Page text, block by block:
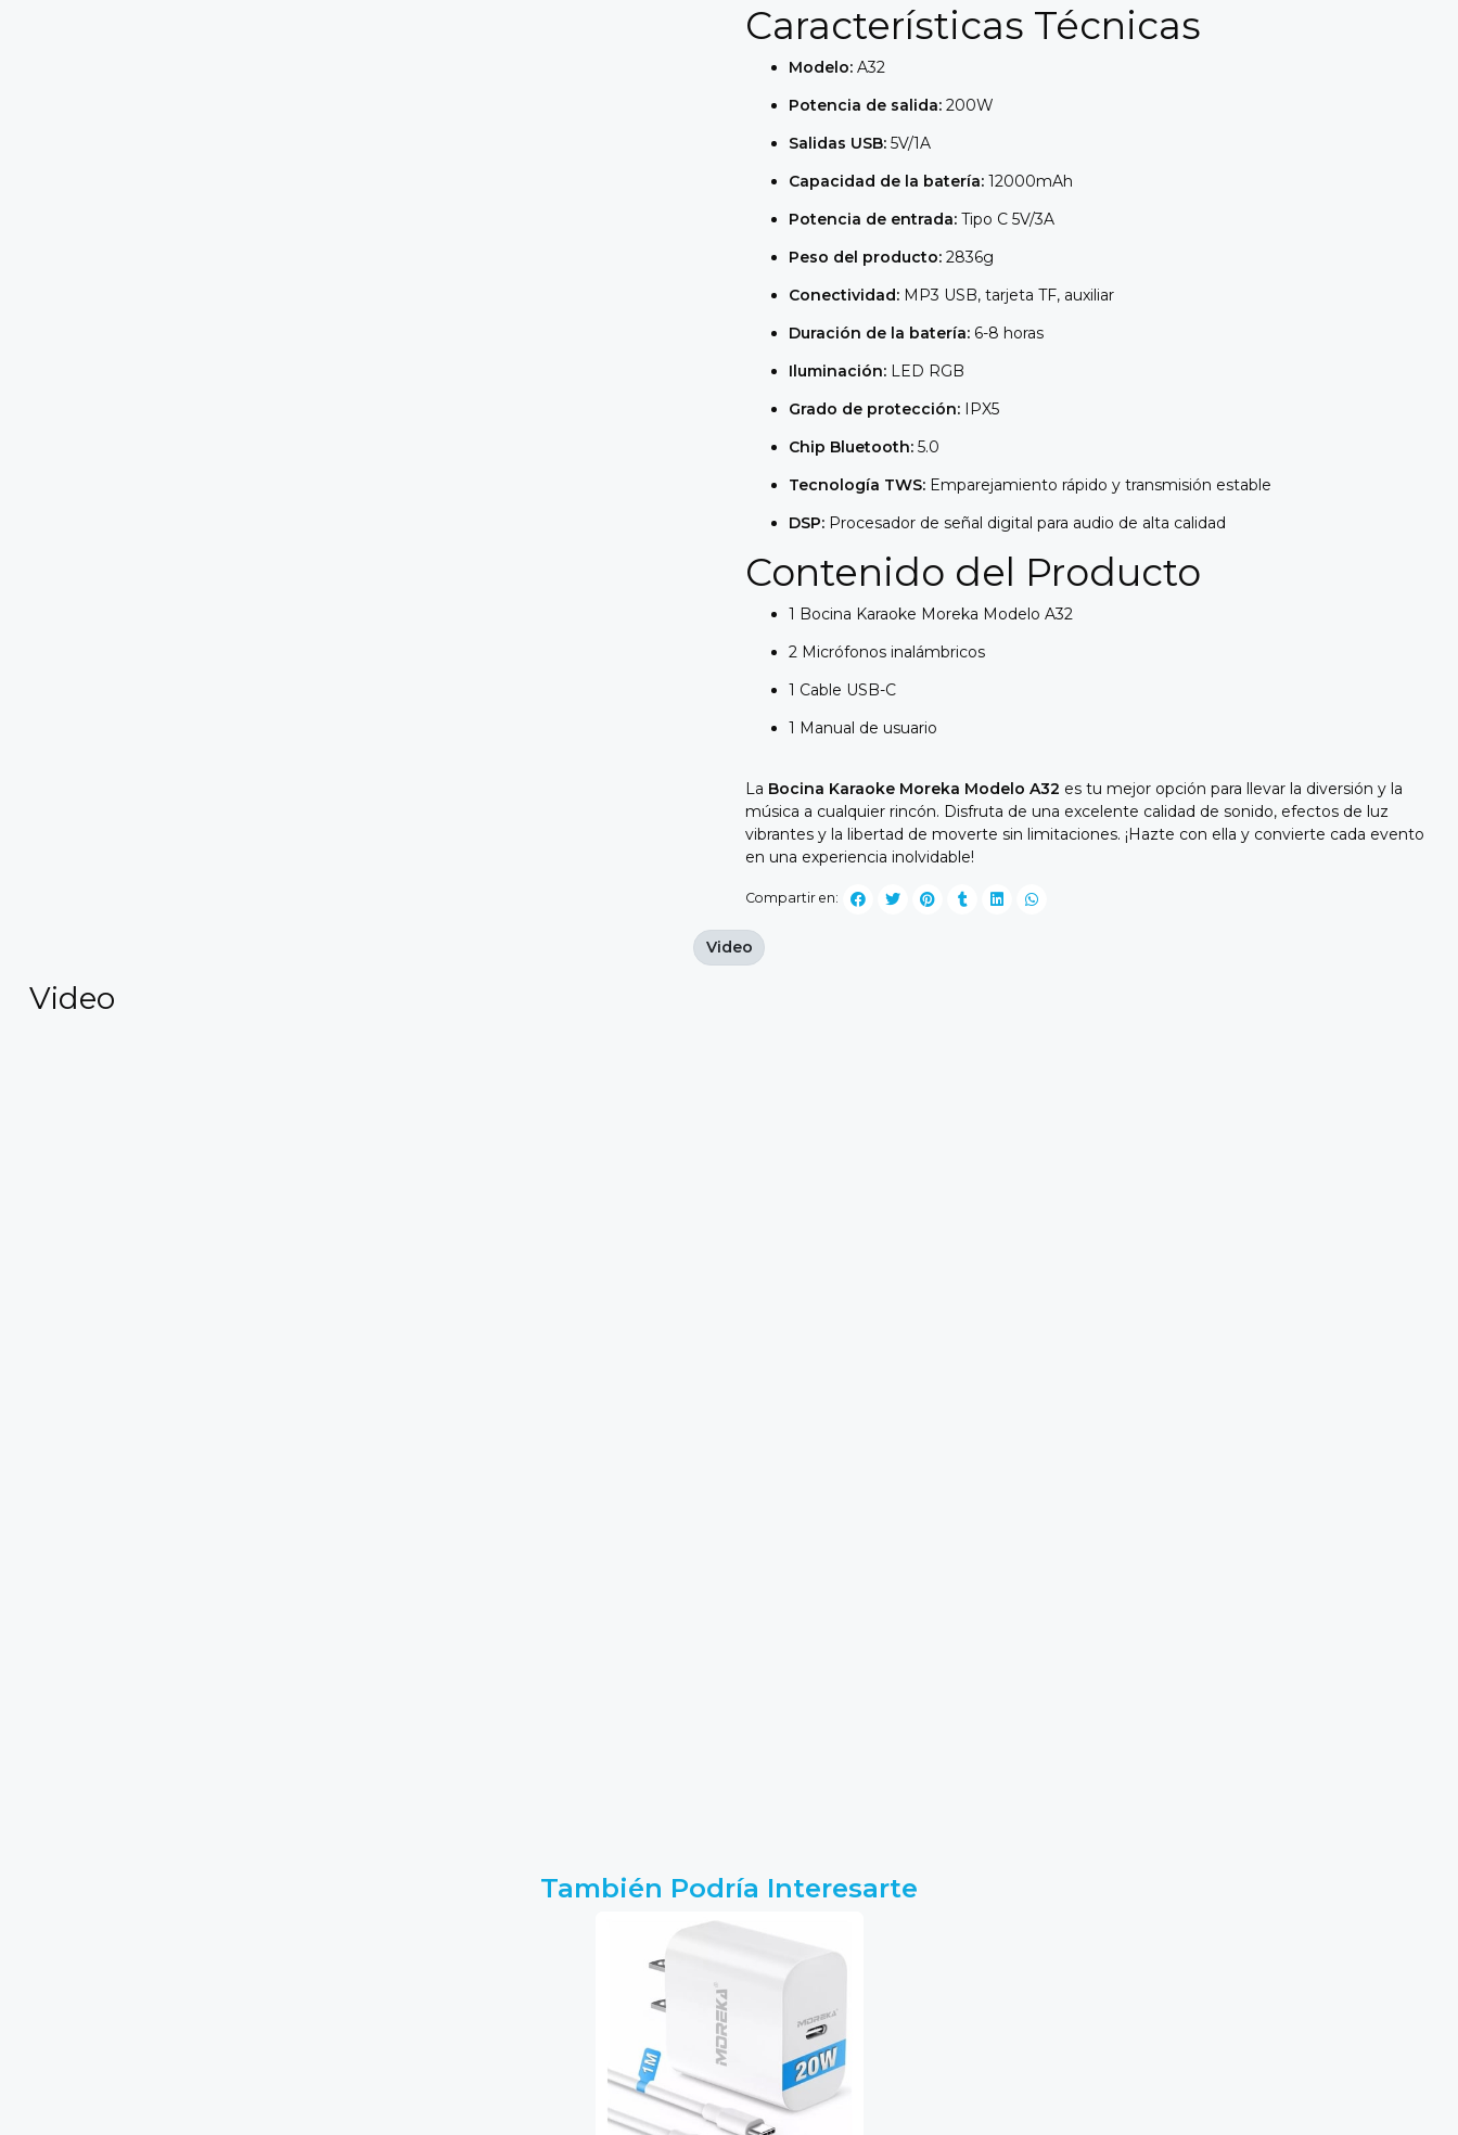
Características Técnicas
Modelo: A32
Potencia de salida: 200W
Salidas USB: 5V/1A
Capacidad de la batería: 12000mAh
Potencia de entrada: Tipo C 5V/3A
Peso del producto: 2836g
Conectividad: MP3 USB, tarjeta TF, auxiliar
Duración de la batería: 6-8 horas
Iluminación: LED RGB
Grado de protección: IPX5
Chip Bluetooth: 5.0
Tecnología TWS: Emparejamiento rápido y transmisión estable
DSP: Procesador de señal digital para audio de alta calidad
Contenido del Producto
1 Bocina Karaoke Moreka Modelo A32
2 Micrófonos inalámbricos
1 Cable USB-C
1 Manual de usuario
La Bocina Karaoke Moreka Modelo A32 es tu mejor opción para llevar la diversión y la
música a cualquier rincón. Disfruta de una excelente calidad de sonido, efectos de luz
vibrantes y la libertad de moverte sin limitaciones. ¡Hazte con ella y convierte cada evento
en una experiencia inolvidable!
Compartir en:
Video
Video
También Podría Interesarte